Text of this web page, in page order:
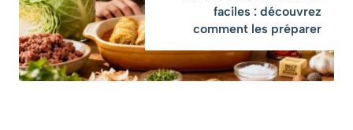
faciles : découvrez
comment les préparer